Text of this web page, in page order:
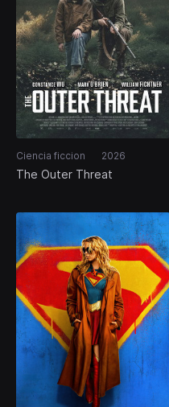
Ciencia ficcion 2026
The Outer Threat